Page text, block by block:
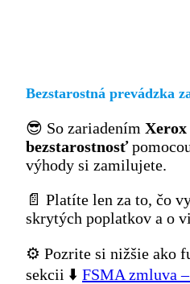
Bezstarostná prevádzka
😎 So zariadením Xerox
bezstarostnosť
výhody si zamilujete.
📄 Platíte len za to, čo
skrytých poplatkov a o
⚙️ Pozrite si nižšie ako
sekcii ⬇️ FSMA zmluva